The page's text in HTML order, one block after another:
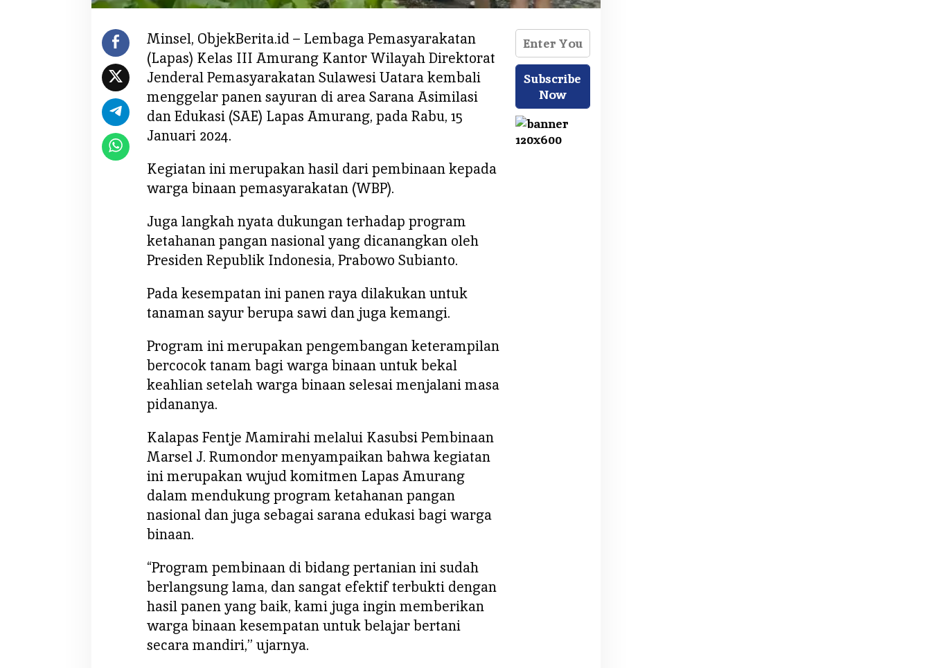
r
g
r
a
m
b
i
a
a
n
B
Minsel, ObjekBerita.id – Lembaga Pemasyarakatan
(Lapas) Kelas III Amurang Kantor Wilayah Direktorat
Jenderal Pemasyarakatan Sulawesi Uatara kembali
menggelar panen sayuran di area Sarana Asimilasi
dan Edukasi (SAE) Lapas Amurang, pada Rabu, 15
Januari 2024.
Kegiatan ini merupakan hasil dari pembinaan kepada
warga binaan pemasyarakatan (WBP).
Juga langkah nyata dukungan terhadap program
ketahanan pangan nasional yang dicanangkan oleh
Presiden Republik Indonesia, Prabowo Subianto.
Pada kesempatan ini panen raya dilakukan untuk
tanaman sayur berupa sawi dan juga kemangi.
Program ini merupakan pengembangan keterampilan
bercocok tanam bagi warga binaan untuk bekal
keahlian setelah warga binaan selesai menjalani masa
pidananya.
Kalapas Fentje Mamirahi melalui Kasubsi Pembinaan
Marsel J. Rumondor menyampaikan bahwa kegiatan
ini merupakan wujud komitmen Lapas Amurang
dalam mendukung program ketahanan pangan
nasional dan juga sebagai sarana edukasi bagi warga
binaan.
“Program pembinaan di bidang pertanian ini sudah
berlangsung lama, dan sangat efektif terbukti dengan
hasil panen yang baik, kami juga ingin memberikan
warga binaan kesempatan untuk belajar bertani
secara mandiri,’’ ujarnya.